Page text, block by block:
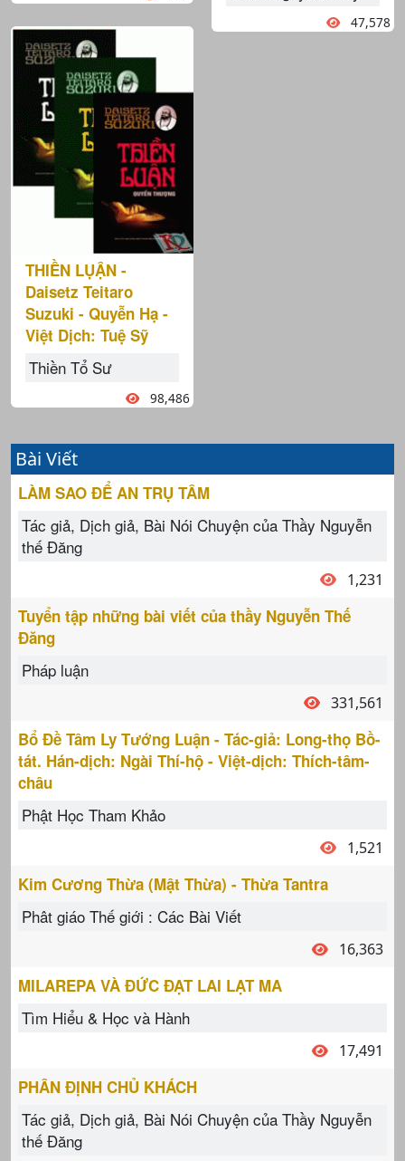
THIỀN LỤẬN -
Daisetz Teitaro
Suzuki - Quyễn Hạ -
Việt Dịch: Tuệ Sỹ
Thiền Tổ Sư
98,486
47,578
Bài Viết
LÀM SAO ĐỂ AN TRỤ TÂM
Tác giả, Dịch giả, Bài Nói Chuyện của Thầy Nguyễn
thế Đăng
1,231
Tuyển tập những bài viết của thầy Nguyễn Thế
Đăng
Pháp luận
331,561
Bổ Đề Tâm Ly Tướng Luận - Tác-giả: Long-thọ Bồ-
tát. Hán-dịch: Ngài Thí-hộ - Việt-dịch: Thích-tâm-
châu
Phật Học Tham Khảo
1,521
Kim Cương Thừa (Mật Thừa) - Thừa Tantra
Phât giáo Thế giới : Các Bài Viết
16,363
MILAREPA VÀ ĐỨC ĐẠT LAI LẠT MA
Tìm Hiểu & Học và Hành
17,491
PHÂN ĐỊNH CHỦ KHÁCH
Tác giả, Dịch giả, Bài Nói Chuyện của Thầy Nguyễn
thế Đăng